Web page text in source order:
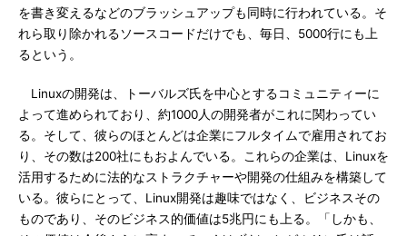
を書き変えるなどのブラッシュアップも同時に行われている。そ
れら取り除かれるソースコードだけでも、毎日、5000行にも上
るという。
Linuxの開発は、トーバルズ氏を中心とするコミュニティーに
よって進められており、約1000人の開発者がこれに関わってい
る。そして、彼らのほとんどは企業にフルタイムで雇用されてお
り、その数は200社にもおよんでいる。これらの企業は、Linuxを
活用するために法的なストラクチャーや開発の仕組みを構築して
いる。彼らにとって、Linux開発は趣味ではなく、ビジネスその
ものであり、そのビジネス的価値は5兆円にも上る。「しかも、